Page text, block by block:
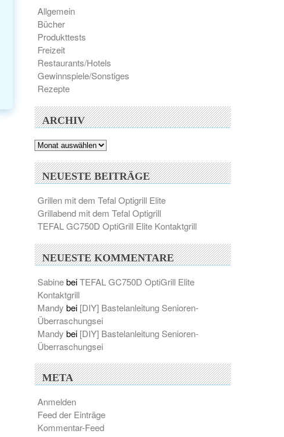
Allgemein
Bücher
Produkttests
Freizeit
Restaurants/Hotels
Gewinnspiele/Sonstiges
Rezepte
ARCHIV
Archiv
NEUESTE BEITRÄGE
Grillen mit dem Tefal Optigrill Elite
Grillabend mit dem Tefal Optigrill
TEFAL GC750D OptiGrill Elite Kontaktgrill
NEUESTE KOMMENTARE
SabinebeiTEFAL GC750D OptiGrill Elite
Kontaktgrill
Mandy bei [DIY] Bastelanleitung Senioren-
Überraschungsei
Mandy bei [DIY] Bastelanleitung Senioren-
Überraschungsei
META
Anmelden
Feed der Einträge
Kommentar-Feed